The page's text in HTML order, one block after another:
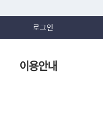
로그인
이용안내